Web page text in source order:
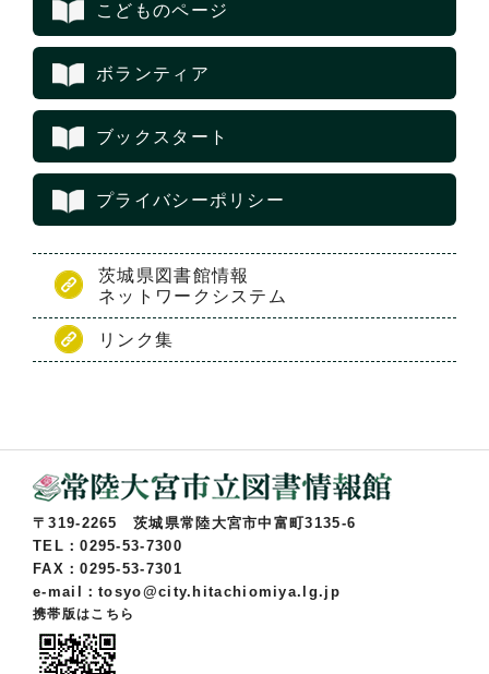
こどものページ
ボランティア
ブックスタート
プライバシーポリシー
茨城県図書館情報
ネットワークシステム
リンク集
〒319-2265 茨城県常陸大宮市中富町3135-6
TEL：0295-53-7300
FAX：0295-53-7301
e-mail：tosyo@city.hitachiomiya.lg.jp
携帯版はこちら